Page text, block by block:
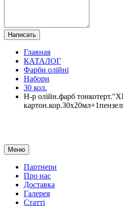
Написать
Главная
КАТАЛОГ
Фарби олійні
Набори
30 кол.
Н-р олійн.фарб
Меню
Партнери
Про нас
Доставка
Галерея
Статтi